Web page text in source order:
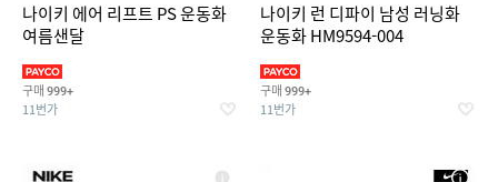
나이키 에어 리프트 PS 운동화
여름샌달
구매 999+
11번가
나이키 런 디파이 남성 러닝화
운동화 HM9594-004
구매 999+
11번가